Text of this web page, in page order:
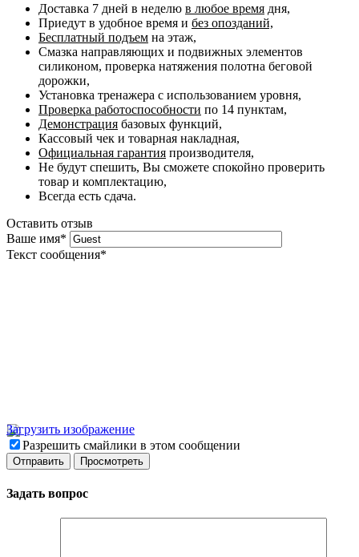
Доставка 7 дней в неделю в любое время дня,
Приедут в удобное время и без опозданий,
Бесплатный подъем на этаж,
Смазка направляющих и подвижных элементов
силиконом, проверка натяжения полотна беговой
дорожки,
Установка тренажера с использованием уровня,
Проверка работоспособности по 14 пунктам,
Демонстрация базовых функций,
Кассовый чек и товарная накладная,
Официальная гарантия производителя,
Не будут спешить, Вы сможете спокойно проверить
товар и комплектацию,
Всегда есть сдача.
Оставить отзыв
Ваше имя*
Текст сообщения*
Загрузить изображение
Разрешить смайлики в этом сообщении
Задать вопрос